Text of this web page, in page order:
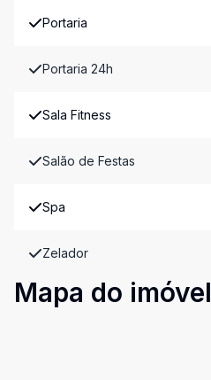
Portaria
Portaria 24h
Sala Fitness
Salão de Festas
Spa
Zelador
Mapa do imóvel